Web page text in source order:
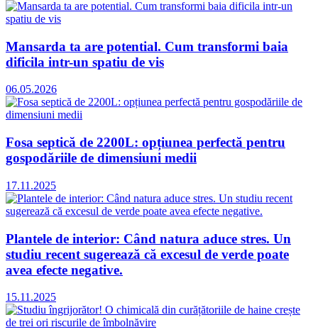
Mansarda ta are potential. Cum transformi baia
dificila intr-un spatiu de vis
06.05.2026
Fosa septică de 2200L: opțiunea perfectă pentru
gospodăriile de dimensiuni medii
17.11.2025
Plantele de interior: Când natura aduce stres. Un
studiu recent sugerează că excesul de verde poate
avea efecte negative.
15.11.2025